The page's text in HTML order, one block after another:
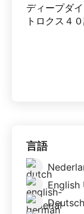
ディープダ
トロクス４
言語
Deutsch